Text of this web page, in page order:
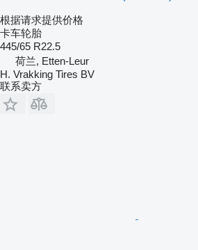
根据请求提供价格
卡车轮胎
445/65 R22.5
荷兰, Etten-Leur
H. Vrakking Tires BV
联系卖方